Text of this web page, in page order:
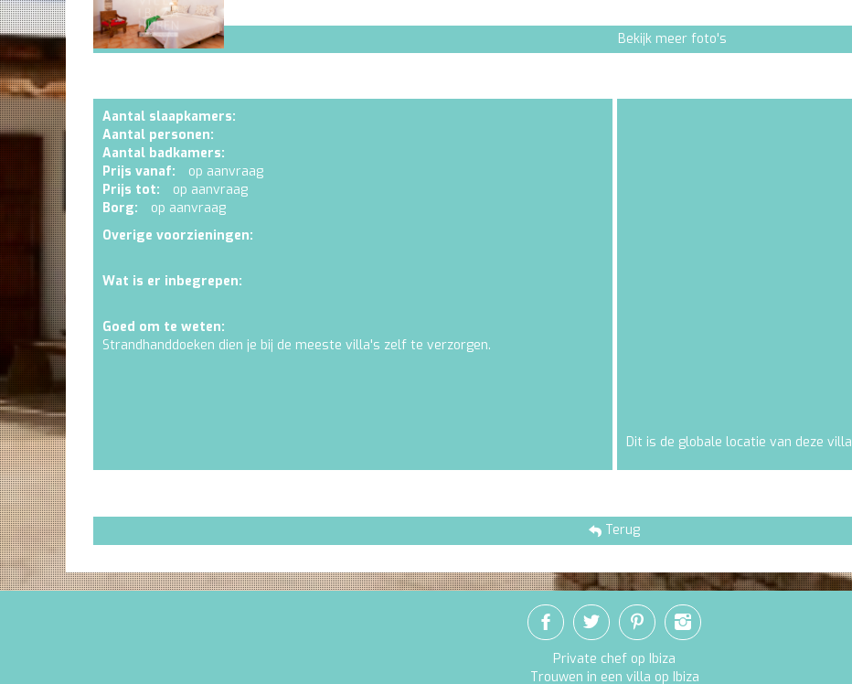
Bekijk meer foto's
Aantal slaapkamers:
Aantal personen:
Aantal badkamers:
Prijs vanaf:
op aanvraag
Prijs tot:
op aanvraag
Borg:
op aanvraag
Overige voorzieningen:
Wat is er inbegrepen:
Goed om te weten:
Strandhanddoeken dien je bij de meeste villa's zelf te verzorgen.
Dit is de globale locatie van deze villa
Terug
Private chef op Ibiza
Trouwen in een villa op Ibiza